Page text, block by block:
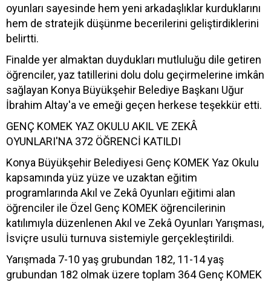
oyunları sayesinde hem yeni arkadaşlıklar kurduklarını
hem de stratejik düşünme becerilerini geliştirdiklerini
belirtti.
Finalde yer almaktan duydukları mutluluğu dile getiren
öğrenciler, yaz tatillerini dolu dolu geçirmelerine imkân
sağlayan Konya Büyükşehir Belediye Başkanı Uğur
İbrahim Altay'a ve emeği geçen herkese teşekkür etti.
GENÇ KOMEK YAZ OKULU AKIL VE ZEKÂ
OYUNLARI'NA 372 ÖĞRENCİ KATILDI
Konya Büyükşehir Belediyesi Genç KOMEK Yaz Okulu
kapsamında yüz yüze ve uzaktan eğitim
programlarında Akıl ve Zekâ Oyunları eğitimi alan
öğrenciler ile Özel Genç KOMEK öğrencilerinin
katılımıyla düzenlenen Akıl ve Zekâ Oyunları Yarışması,
İsviçre usulü turnuva sistemiyle gerçekleştirildi.
Yarışmada 7-10 yaş grubundan 182, 11-14 yaş
grubundan 182 olmak üzere toplam 364 Genç KOMEK